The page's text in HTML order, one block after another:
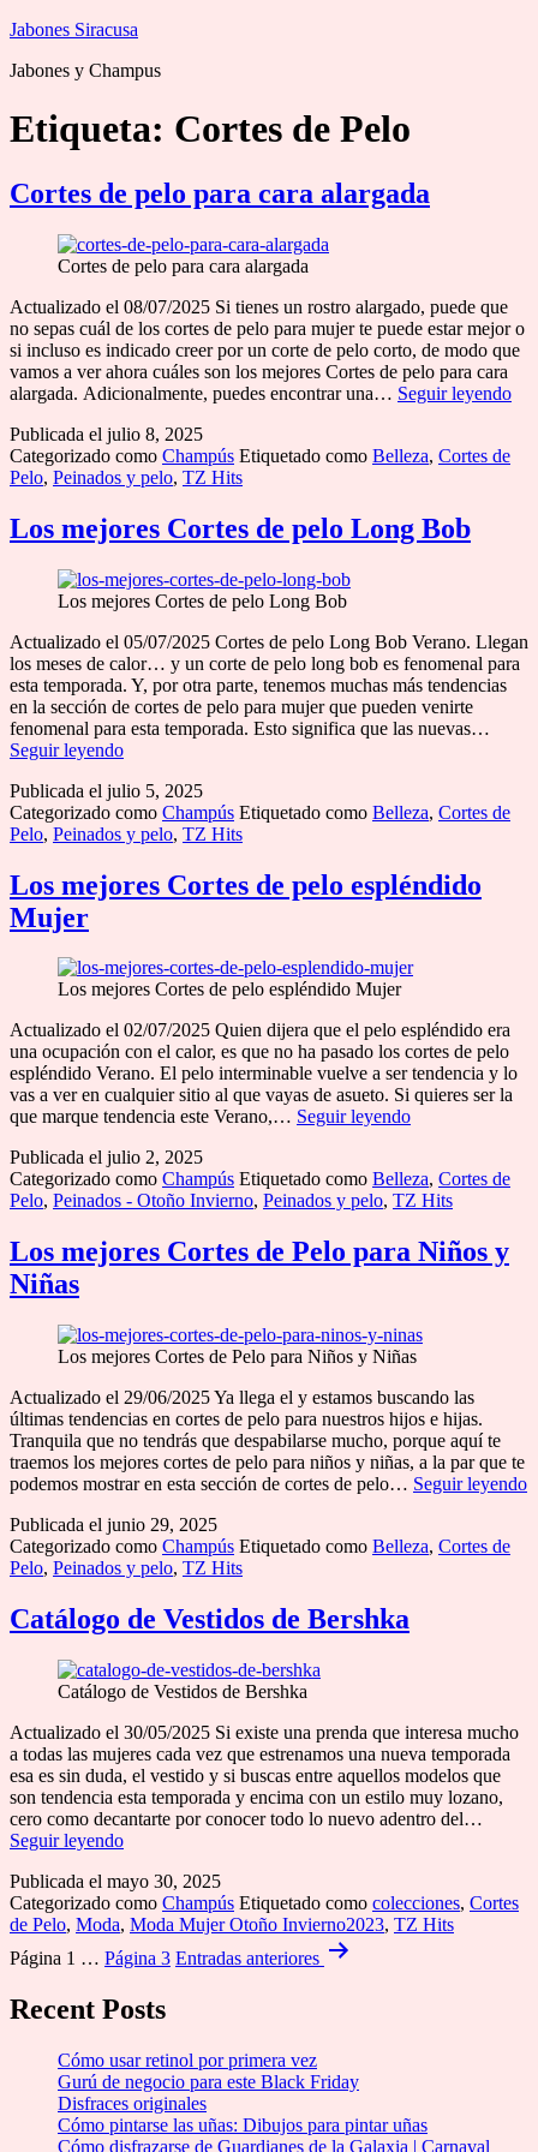
Saltar
contenido
Jabones Siracusa
Jabones y Champus
Etiqueta: Cortes de Pelo
Cortes de pelo para cara alargada
Cortes de pelo para cara alargada
Actualizado el 08/07/2025 Si tienes un rostro alargado, puede que
no sepas cuál de los cortes de pelo para mujer te puede estar mejor o
si incluso es indicado creer por un corte de pelo corto, de modo que
vamos a ver ahora cuáles son los mejores Cortes de pelo para cara
alargada. Adicionalmente, puedes encontrar una… Seguir leyendo
Publicada el julio 8, 2025
Categorizado como Champús Etiquetado como Belleza, Cortes de
Pelo, Peinados y pelo, TZ Hits
Los mejores Cortes de pelo Long Bob
Los mejores Cortes de pelo Long Bob
Actualizado el 05/07/2025 Cortes de pelo Long Bob Verano. Llegan
los meses de calor… y un corte de pelo long bob es fenomenal para
esta temporada. Y, por otra parte, tenemos muchas más tendencias
en la sección de cortes de pelo para mujer que pueden venirte
fenomenal para esta temporada. Esto significa que las nuevas…
Seguir leyendoLos
Cortes
de
pelo
Bob
Publicada el julio 5, 2025
Categorizado como Champús Etiquetado como Belleza, Cortes de
Pelo, Peinados y pelo, TZ Hits
Los mejores Cortes de pelo espléndido
Mujer
Los mejores Cortes de pelo espléndido Mujer
Actualizado el 02/07/2025 Quien dijera que el pelo espléndido era
una ocupación con el calor, es que no ha pasado los cortes de pelo
espléndido Verano. El pelo interminable vuelve a ser tendencia y lo
vas a ver en cualquier sitio al que vayas de asueto. Si quieres ser la
que marque tendencia este Verano,… Seguir leyendoLos
de
pelo
Mujer
Publicada el julio 2, 2025
Categorizado como Champús Etiquetado como Belleza, Cortes de
Pelo, Peinados - Otoño Invierno, Peinados y pelo, TZ Hits
Los mejores Cortes de Pelo para Niños y
Niñas
Los mejores Cortes de Pelo para Niños y Niñas
Actualizado el 29/06/2025 Ya llega el y estamos buscando las
últimas tendencias en cortes de pelo para nuestros hijos e hijas.
Tranquila que no tendrás que despabilarse mucho, porque aquí te
traemos los mejores cortes de pelo para niños y niñas, a la par que te
podemos mostrar en esta sección de cortes de pelo… Seguir leyendo
Publicada el junio 29, 2025
Categorizado como Champús Etiquetado como Belleza, Cortes de
Pelo, Peinados y pelo, TZ Hits
Catálogo de Vestidos de Bershka
Catálogo de Vestidos de Bershka
Actualizado el 30/05/2025 Si existe una prenda que interesa mucho
a todas las mujeres cada vez que estrenamos una nueva temporada
esa es sin duda, el vestido y si buscas entre aquellos modelos que
son tendencia esta temporada y encima con un estilo muy lozano,
cero como decantarte por conocer todo lo nuevo adentro del…
Seguir leyendoCatálogo
Vestidos
de
Bershka
Publicada el mayo 30, 2025
Categorizado como Champús Etiquetado como colecciones, Cortes
de Pelo, Moda, Moda Mujer Otoño Invierno2023, TZ Hits
Paginación
entradas
Página 1 … Página 3 Entradas anteriores
Recent Posts
Cómo usar retinol por primera vez
Gurú de negocio para este Black Friday
Disfraces originales
Cómo pintarse las uñas: Dibujos para pintar uñas
Cómo disfrazarse de Guardianes de la Galaxia | Carnaval